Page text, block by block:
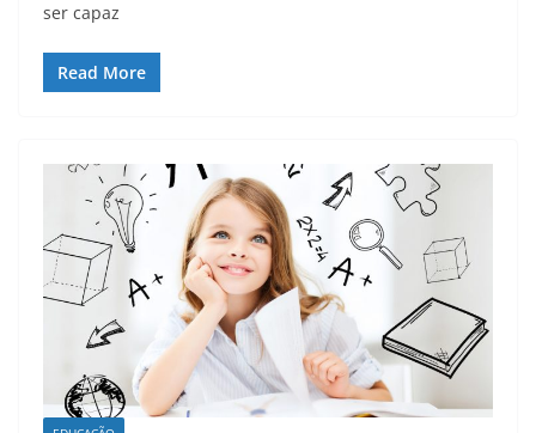
ser capaz
Read More